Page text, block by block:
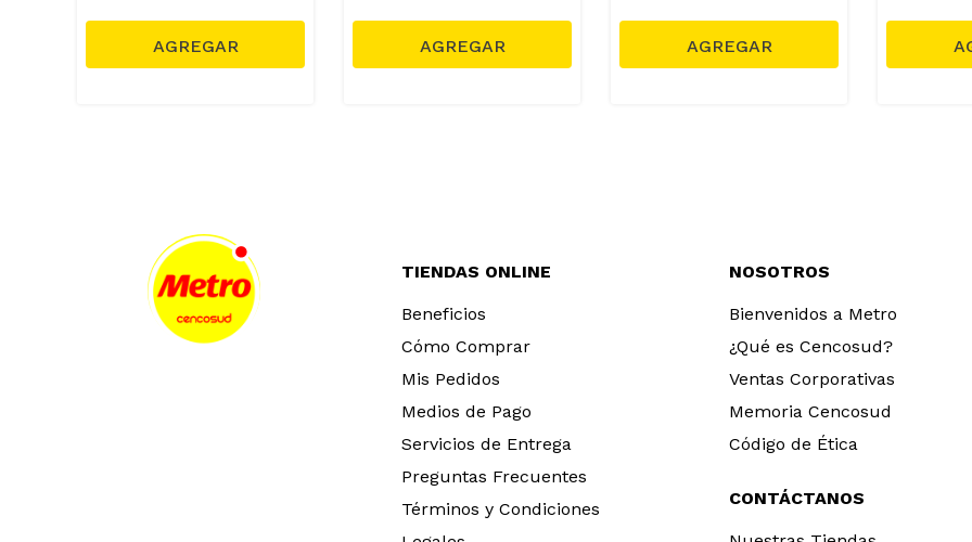
TIENDAS ONLINE
Beneficios
Cómo Comprar
Mis Pedidos
Medios de Pago
Servicios de Entrega
Preguntas Frecuentes
Términos y Condiciones
NOSOTROS
Bienvenidos a Metro
¿Qué es Cencosud?
Ventas Corporativas
Memoria Cencosud
Código de Ética
CONTÁCTANOS